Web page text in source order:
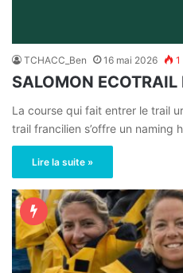
TCHACC_Ben 16 mai 2026 1
SALOMON ECOTRAIL
La course qui fait entrer le trail
trail francilien s’offre un naming
Lire la suite »